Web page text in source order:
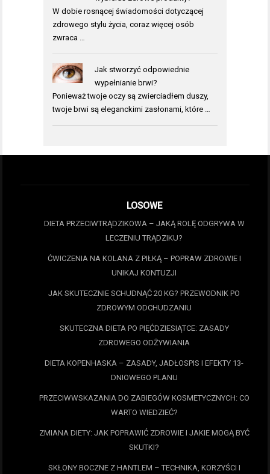
W dobie rosnącej świadomości dotyczącej
zdrowego stylu życia, coraz więcej osób
zwraca …
Jak stworzyć odpowiednie
wypełnianie brwi?
Ponieważ twoje oczy są zwierciadłem duszy,
twoje brwi są eleganckimi zasłonami, które …
LOSOWE
DIETA PRZECIWTRĄDZIKOWA – JAKĄ ROLĘ ODGRYWA W
LECZENIU TRĄDZIKU?
ĆWICZENIA NA KOLANA Z PIŁKĄ – POPRAW ZDROWIE I
UNIKAJ KONTUZJI
JAK SKUTECZNIE SCHUDNĄĆ 20 KG? PRZEWODNIK PO
ZDROWYM ODCHUDZANIU
SKUTECZNA DIETA PO PIĘĆDZIESIĄTCE: ZASADY
ZDROWEGO ODŻYWIANIA
DIETA KOPENHASKA – ZASADY, JADŁOSPIS I EFEKTY 13-
DNIOWEGO PLANU
PRZECIWWSKAZANIA DO ZABIEGÓW KOSMETYCZNYCH: CO
WARTO WIEDZIEĆ?
ZMIANA DIETY: JAK POPRAWIĆ ZDROWIE I JAKIE MOGĄ BYĆ
SKUTKI?
SKŁONY BOCZNE Z HANTLEM – TECHNIKA, KORZYŚCI I